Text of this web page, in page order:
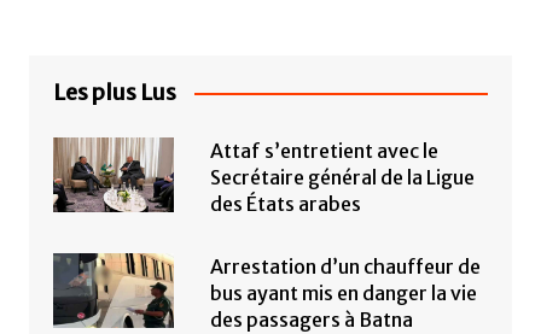
Les plus Lus
Attaf s’entretient avec le
Secrétaire général de la Ligue
des États arabes
Arrestation d’un chauffeur de
bus ayant mis en danger la vie
des passagers à Batna